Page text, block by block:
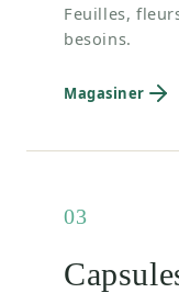
Feuilles,
besoins.
Magasiner
03